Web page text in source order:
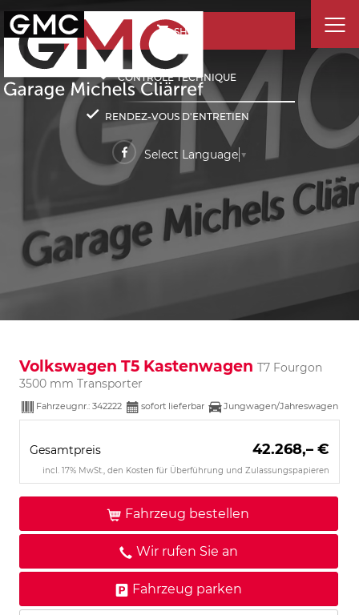
SHOP
CONTRÔLE TECHNIQUE
RENDEZ-VOUS D'ENTRETIEN
Select Language ▼
Volkswagen T5 Kastenwagen T7 Fourgon
3500 mm Transporter
Fahrzeugnr.: 342222 sofort lieferbar Jungwagen/Jahreswagen
Gesamtpreis 42.268,– €
incl. 17% MwSt., den Kosten für Überführung und Zulassungspapieren
Fahrzeug bestellen
Wir rufen Sie an
Fahrzeug parken